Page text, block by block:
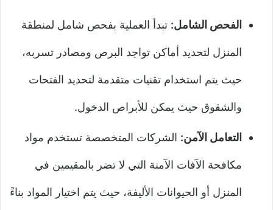
الفحص الشامل: تبدأ العملية بفحص شامل لمنطقة
المنزل لتحديد أماكن تواجد البرص ومصادر تسربه،
حيث يتم استخدام تقنيات متقدمة لتحديد الفتحات
والشقوق حيث يمكن للأبراص الدخول.
التعامل الآمن: الشركات المتخصصة تستخدم مواد
مكافحة الآفات الآمنة التي لا تضر بالمقيمين في
المنزل أو الحيوانات الأليفة، حيث يتم اختيار المواد بناءً